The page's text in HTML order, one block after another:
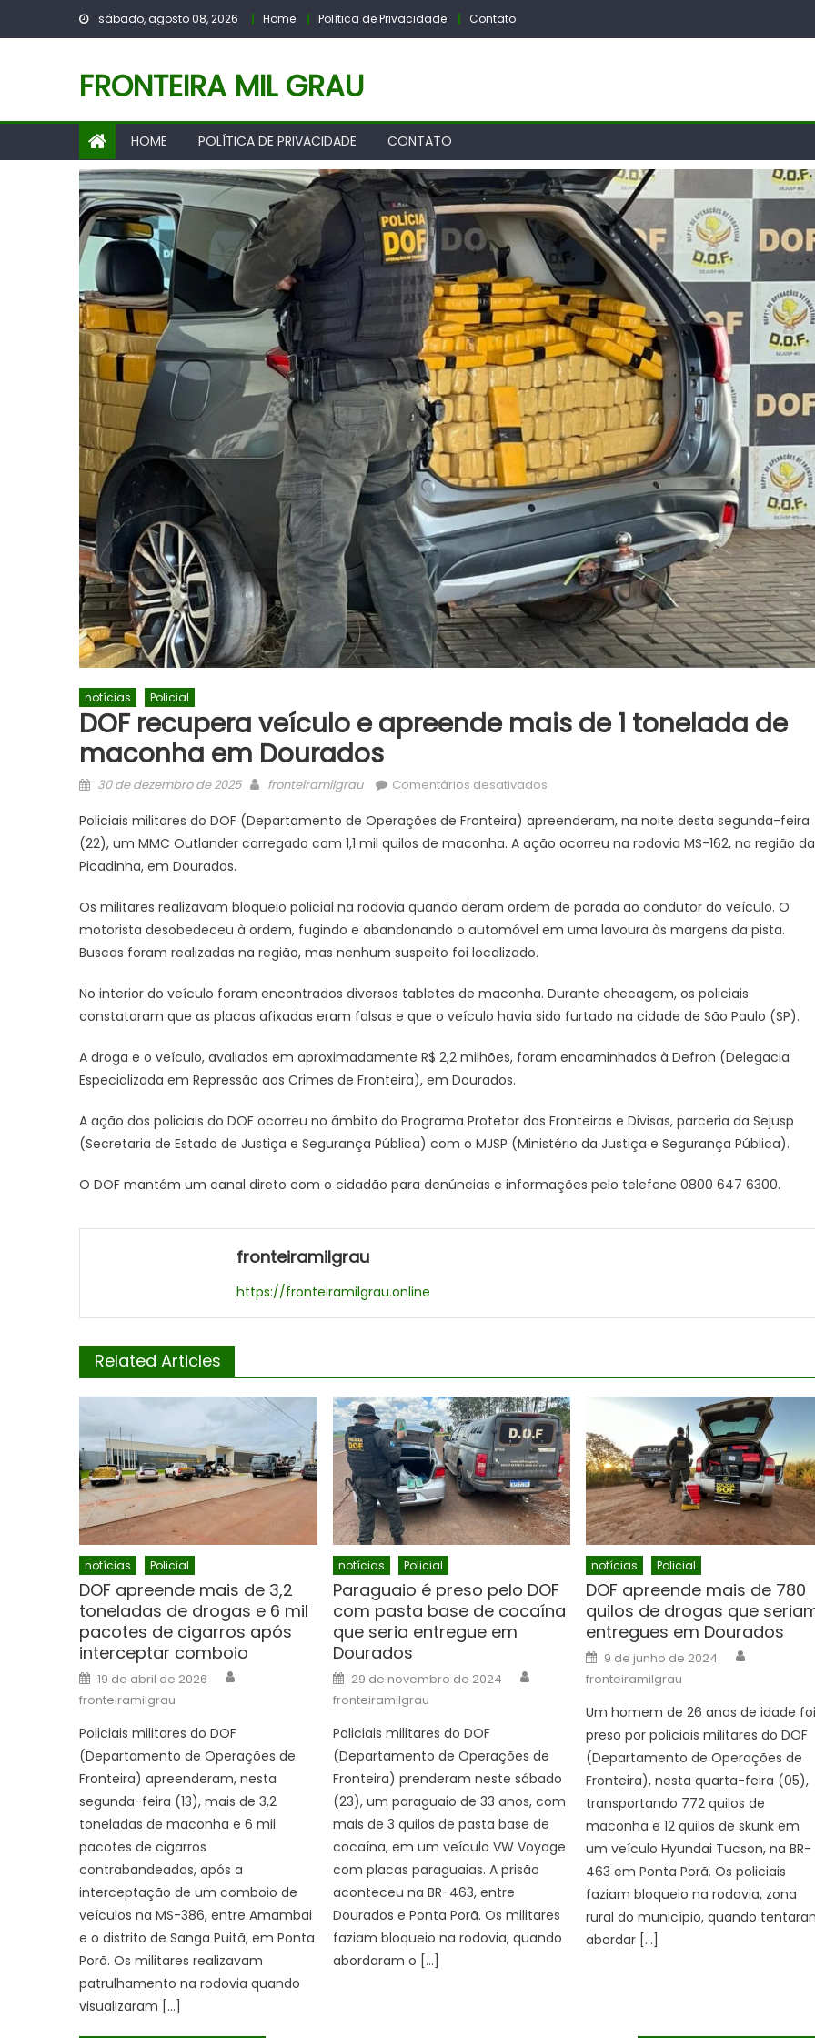
sábado, agosto 08, 2026 Home Política de Privacidade Contato
FRONTEIRA MIL GRAU
HOME POLÍTICA DE PRIVACIDADE CONTATO
notícias Policial
DOF recupera veículo e apreende mais de 1 tonelada de
maconha em Dourados
Posted
30 de dezembro de 2025 Author
fronteiramilgrau Comentários desativados
recupera
veículo
mais
de
de
maconha
Dourados
Policiais militares do DOF (Departamento de Operações de Fronteira) apreenderam, na noite desta segunda-feira
(22), um MMC Outlander carregado com 1,1 mil quilos de maconha. A ação ocorreu na rodovia MS-162, na região da
Picadinha, em Dourados.
Os militares realizavam bloqueio policial na rodovia quando deram ordem de parada ao condutor do veículo. O
motorista desobedeceu à ordem, fugindo e abandonando o automóvel em uma lavoura às margens da pista.
Buscas foram realizadas na região, mas nenhum suspeito foi localizado.
No interior do veículo foram encontrados diversos tabletes de maconha. Durante checagem, os policiais
constataram que as placas afixadas eram falsas e que o veículo havia sido furtado na cidade de São Paulo (SP).
A droga e o veículo, avaliados em aproximadamente R$ 2,2 milhões, foram encaminhados à Defron (Delegacia
Especializada em Repressão aos Crimes de Fronteira), em Dourados.
A ação dos policiais do DOF ocorreu no âmbito do Programa Protetor das Fronteiras e Divisas, parceria da Sejusp
(Secretaria de Estado de Justiça e Segurança Pública) com o MJSP (Ministério da Justiça e Segurança Pública).
O DOF mantém um canal direto com o cidadão para denúncias e informações pelo telefone 0800 647 6300.
fronteiramilgrau
https://fronteiramilgrau.online
Related Articles
notícias Policial
DOF apreende mais de 3,2
toneladas de drogas e 6 mil
pacotes de cigarros após
interceptar comboio
Posted
on
19 de abril de 2026
fronteiramilgrau
Policiais militares do DOF
(Departamento de Operações de
Fronteira) apreenderam, nesta
segunda-feira (13), mais de 3,2
toneladas de maconha e 6 mil
pacotes de cigarros
contrabandeados, após a
interceptação de um comboio de
veículos na MS-386, entre Amambai
e o distrito de Sanga Puitã, em Ponta
Porã. Os militares realizavam
patrulhamento na rodovia quando
visualizaram […]
notícias Policial
Paraguaio é preso pelo DOF
com pasta base de cocaína
que seria entregue em
Dourados
Posted
on
29 de novembro de 2024
fronteiramilgrau
Policiais militares do DOF
(Departamento de Operações de
Fronteira) prenderam neste sábado
(23), um paraguaio de 33 anos, com
mais de 3 quilos de pasta base de
cocaína, em um veículo VW Voyage
com placas paraguaias. A prisão
aconteceu na BR-463, entre
Dourados e Ponta Porã. Os militares
faziam bloqueio na rodovia, quando
abordaram o […]
notícias Policial
DOF apreende mais de 780
quilos de drogas que
entregues em Dourados
Posted
on
9 de junho de 2024
fronteiramilgrau
Um homem de 26 anos de idade
preso por policiais militares do DOF
(Departamento de Operações de
Fronteira), nesta quarta-feira (05),
transportando 772 quilos de
maconha e 12 quilos de skunk em
um veículo Hyundai Tucson, na BR-
463 em Ponta Porã. Os policiais
faziam bloqueio na rodovia, zona
rural do município, quando
abordar […]